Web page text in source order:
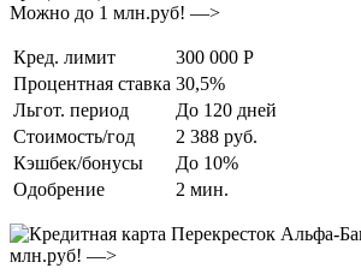
Можно до 1 млн.руб! —>
Кред. лимит
300 000 Р
Процентная ставка 30,5%
Льгот. период
До 120 дней
Стоимость/год
2 388 руб.
Кэшбек/бонусы
До 10%
Одобрение
2 мин.
млн.руб! —>